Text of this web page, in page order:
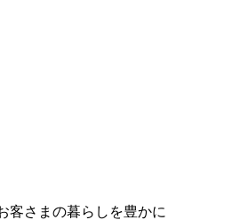
客さまの暮らしを豊かに